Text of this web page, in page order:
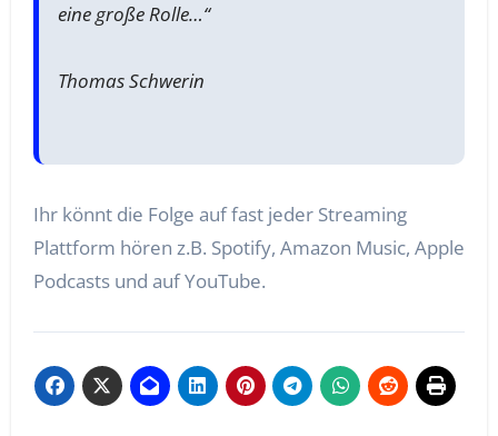
eine große Rolle…“
Thomas Schwerin
Ihr könnt die Folge auf fast jeder Streaming
Plattform hören z.B. Spotify, Amazon Music, Apple
Podcasts und auf YouTube.